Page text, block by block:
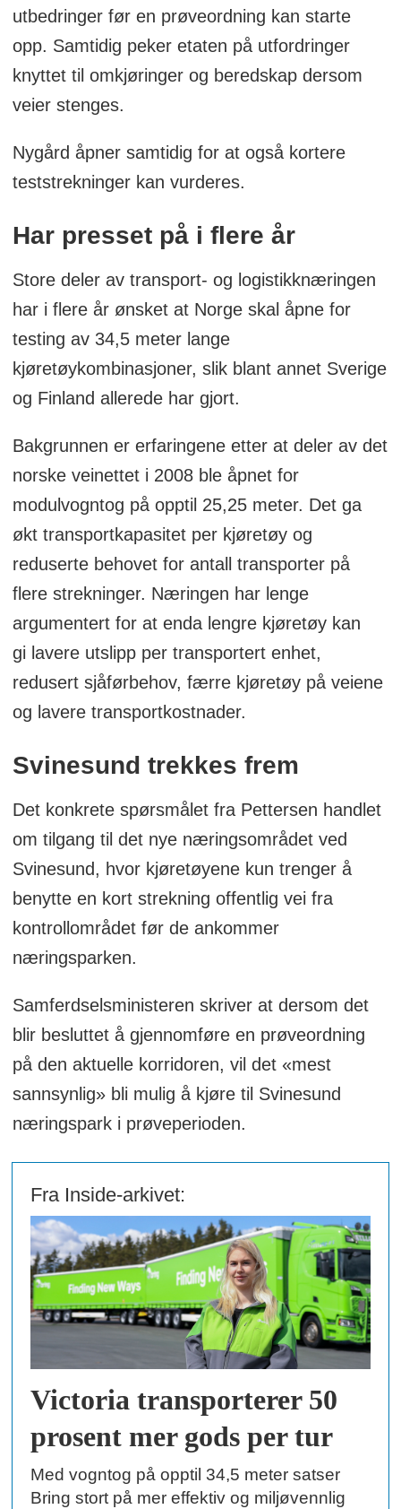
utbedringer før en prøveordning kan starte
opp. Samtidig peker etaten på utfordringer
knyttet til omkjøringer og beredskap dersom
veier stenges.
Nygård åpner samtidig for at også kortere
teststrekninger kan vurderes.
Har presset på i flere år
Store deler av transport- og logistikknæringen
har i flere år ønsket at Norge skal åpne for
testing av 34,5 meter lange
kjøretøykombinasjoner, slik blant annet Sverige
og Finland allerede har gjort.
Bakgrunnen er erfaringene etter at deler av det
norske veinettet i 2008 ble åpnet for
modulvogntog på opptil 25,25 meter. Det ga
økt transportkapasitet per kjøretøy og
reduserte behovet for antall transporter på
flere strekninger. Næringen har lenge
argumentert for at enda lengre kjøretøy kan
gi lavere utslipp per transportert enhet,
redusert sjåførbehov, færre kjøretøy på veiene
og lavere transportkostnader.
Svinesund trekkes frem
Det konkrete spørsmålet fra Pettersen handlet
om tilgang til det nye næringsområdet ved
Svinesund, hvor kjøretøyene kun trenger å
benytte en kort strekning offentlig vei fra
kontrollområdet før de ankommer
næringsparken.
Samferdselsministeren skriver at dersom det
blir besluttet å gjennomføre en prøveordning
på den aktuelle korridoren, vil det «mest
sannsynlig» bli mulig å kjøre til Svinesund
næringspark i prøveperioden.
Fra Inside-arkivet:
Victoria transporterer 50
prosent mer gods per tur
Med vogntog på opptil 34,5 meter satser
Bring stort på mer effektiv og miljøvennlig